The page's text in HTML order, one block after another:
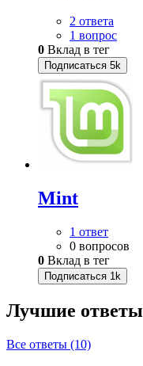
2 ответа
1 вопрос
0 Вклад в тег
Подписаться 5k
Mint
1 ответ
0 вопросов
0 Вклад в тег
Подписаться 1k
Лучшие ответы
Все ответы (10)